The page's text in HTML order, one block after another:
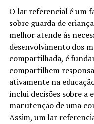
O rapaz citou
ausência do pai, como
familiares. A falta de
como uma experiência
e adolescência.
Este contexto se torna
estabelecemos a
papel que os pais
emocional dos filhos.
construção de uma
O lar referencial é um
sobre guarda de
melhor atende às
desenvolvimento dos
compartilhada, é
compartilhem
ativamente na
inclui decisões sobre a
manutenção de uma
Assim, um lar